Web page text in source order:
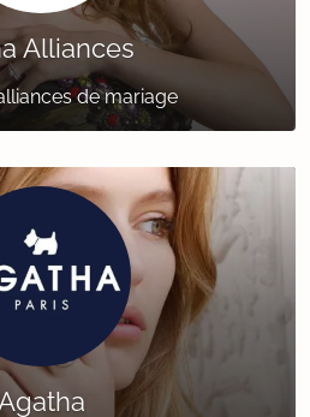
Alliances
de mariage